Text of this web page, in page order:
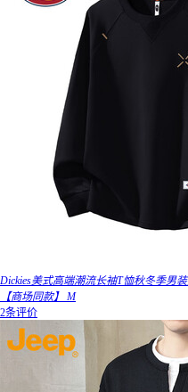
Dickies美式高端潮流长袖T恤秋冬季男
【商场同款】 M
2条评价